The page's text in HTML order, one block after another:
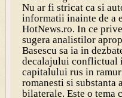
Nu ar fi stricat ca si
informatii inainte de a
HotNews.ro. In ce
sugera analistilor
Basescu sa ia in
decalajului conflictual
capitalului rus in
romanesti si
bilaterale. Este o tema